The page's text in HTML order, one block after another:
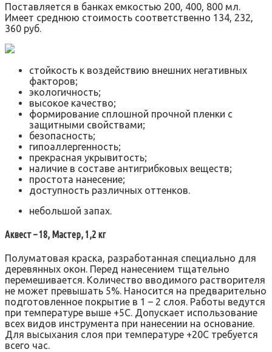
Поставляется в банках емкостью 200, 400, 800 мл.
Имеет среднюю стоимость соответственно 134, 232,
360 руб.
стойкость к воздействию внешних негативных
факторов;
экологичность;
высокое качество;
формирование сплошной прочной пленки с
защитными свойствами;
безопасность;
гипоаллергенность;
прекрасная укрывитость;
наличие в составе антигрибковых веществ;
простота нанесение;
доступность различных оттенков.
небольшой запах.
Аквест – 18, Мастер, 1,2 кг
Полуматовая краска, разработанная специально для
деревянных окон. Перед нанесением тщательно
перемешивается. Количество вводимого растворителя
не может превышать 5%. Наносится на предварительно
подготовленное покрытие в 1 – 2 слоя. Работы ведутся
при температуре выше +5С. Допускает использование
всех видов инструмента при нанесении на основание.
Для высыхания слоя при температуре +20С требуется
всего час.